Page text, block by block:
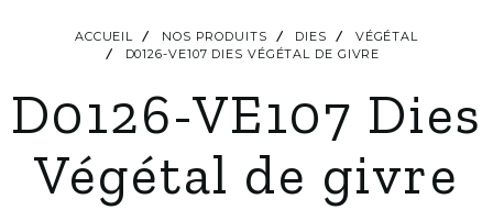
ACCUEIL NOS PRODUITS DIES
VÉGÉTAL
D0126-VE107 DIES VÉGÉTAL DE GIVRE
D0126-VE107 Dies
Végétal de givre